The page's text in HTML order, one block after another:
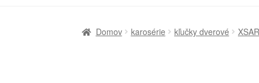
Domov karosérie kľučky dverové